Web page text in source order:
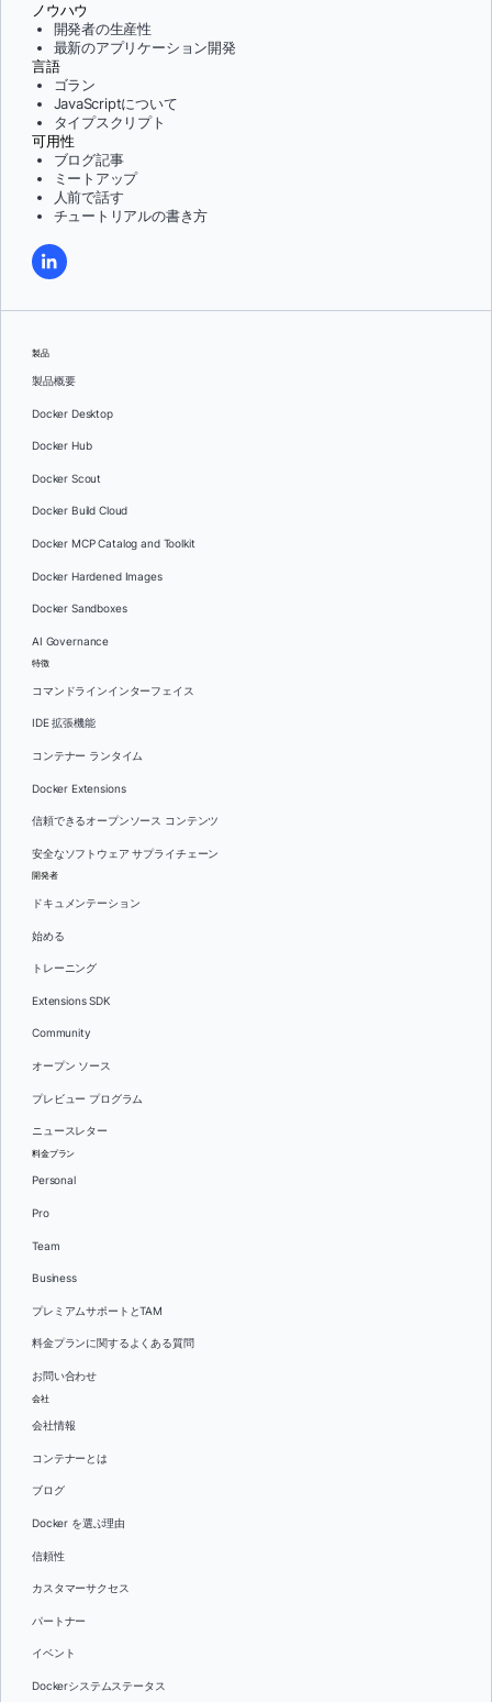
ノウハウ
開発者の生産性
最新のアプリケーション開発
言語
ゴラン
JavaScriptについて
タイプスクリプト
可用性
ブログ記事
ミートアップ
人前で話す
チュートリアルの書き方
製品
製品概要
Docker Desktop
Docker Hub
Docker Scout
Docker Build Cloud
Docker MCP Catalog and Toolkit
Docker Hardened Images
Docker Sandboxes
AI Governance
特徴
コマンドラインインターフェイス
IDE 拡張機能
コンテナー ランタイム
Docker Extensions
信頼できるオープンソース コンテンツ
安全なソフトウェア サプライチェーン
開発者
ドキュメンテーション
始める
トレーニング
Extensions SDK
Community
オープン ソース
プレビュー プログラム
ニュースレター
料金プラン
Personal
Pro
Team
Business
プレミアムサポートとTAM
料金プランに関するよくある質問
お問い合わせ
会社
会社情報
コンテナーとは
ブログ
Docker を選ぶ理由
信頼性
カスタマーサクセス
パートナー
イベント
Dockerシステムステータス